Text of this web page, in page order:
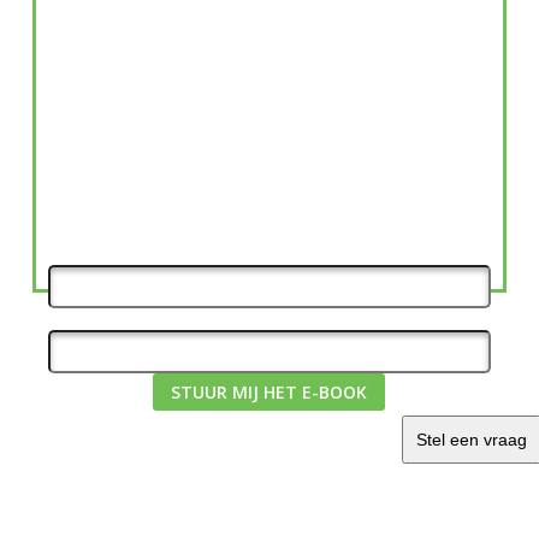
STUUR MIJ HET E-BOOK
Stel een vraag